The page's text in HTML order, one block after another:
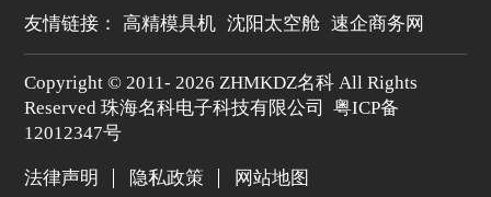
友情链接： 高精模具机 沈阳太空舱 速企商务网
Copyright © 2011- 2026 ZHMKDZ名科 All Rights
Reserved 珠海名科电子科技有限公司
粤ICP备
12012347号
法律声明 隐私政策 网站地图